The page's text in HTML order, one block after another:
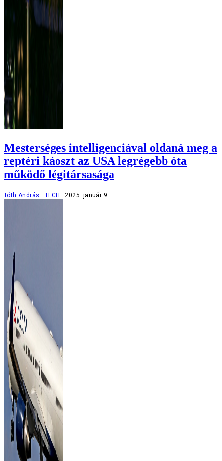
Mesterséges intelligenciával oldaná meg a
reptéri káoszt az USA legrégebb óta
működő légitársasága
Tóth András TECH 2025. január 9.